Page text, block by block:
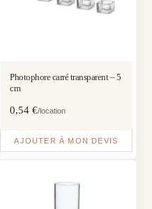
Photophore carré transparent – 5
cm
0,54 €/location
AJOUTER À MON DEVIS